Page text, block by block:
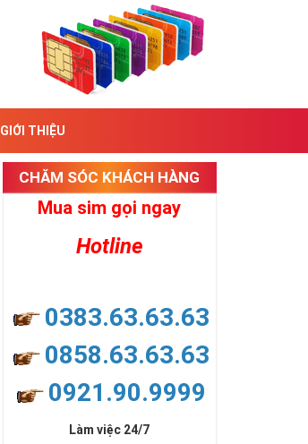
GIỚI THIỆU
CHĂM SÓC KHÁCH HÀNG
Mua sim gọi ngay
Hotline
0383.63.63.63
0858.63.63.63
0921.90.9999
Làm việc 24/7